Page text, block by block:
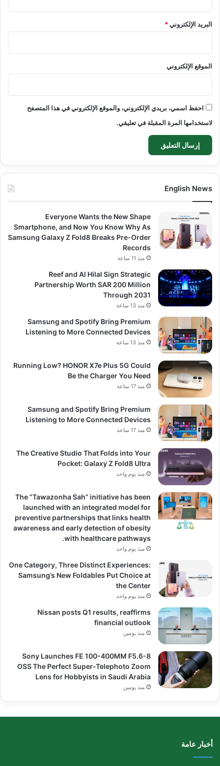
البريد الإلكتروني*
الموقع الإلكتروني
احفظ اسمي، بريدي الإلكتروني، والموقع الإلكتروني في هذا المتصفح
لاستخدامها المرة المقبلة في تعليقي.
English News
Everyone Wants the New Shape
Smartphone, and Now You Know Why As
Samsung Galaxy Z Fold8 Breaks Pre-Order
Records
منذ 11 ساعة
Reef and Al Hilal Sign Strategic
Partnership Worth SAR 200 Million
Through 2031
منذ 13 ساعة
Samsung and Spotify Bring Premium
Listening to More Connected Devices
منذ 13 ساعة
Running Low? HONOR X7e Plus 5G Could
Be the Charger You Need
منذ 17 ساعة
Samsung and Spotify Bring Premium
Listening to More Connected Devices
منذ 17 ساعة
The Creative Studio That Folds into Your
Pocket: Galaxy Z Fold8 Ultra
منذ يوم واحد
The “Tawazonha Sah” initiative has been
launched with an integrated model for
preventive partnerships that links health
awareness and early detection of obesity
with healthcare pathways.
منذ يوم واحد
One Category, Three Distinct Experiences:
Samsung’s New Foldables Put Choice at
the Center
منذ يوم واحد
Nissan posts Q1 results, reaffirms
financial outlook
منذ يومين
Sony Launches FE 100-400MM F5.6-8
OSS The Perfect Super-Telephoto Zoom
Lens for Hobbyists in Saudi Arabia
منذ يومين
أخبار عامة